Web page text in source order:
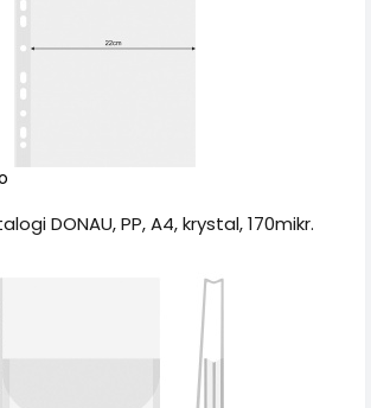
DONAU, PP, A4, krystal, 170mikr.